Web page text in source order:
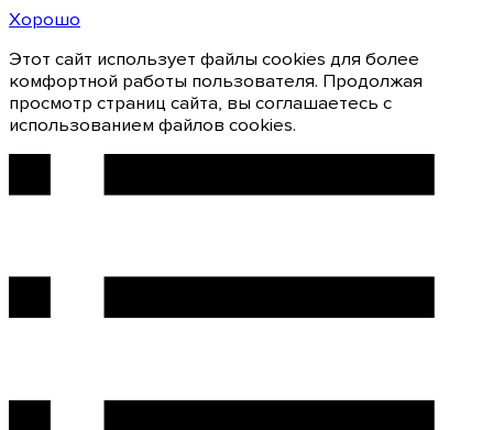
Хорошо
Этот сайт использует файлы cookies для более
комфортной работы пользователя. Продолжая
просмотр страниц сайта, вы соглашаетесь с
использованием файлов cookies.